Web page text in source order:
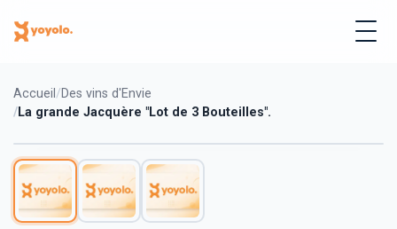
Accueil
Des vins d'Envie
La grande Jacquère "Lot de 3 Bouteilles".